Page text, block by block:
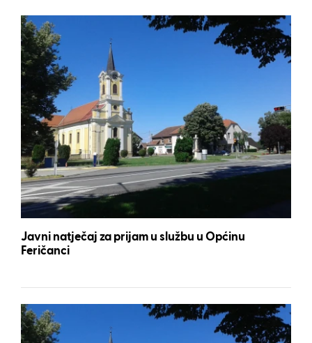
Javni natječaj za prijam u službu u Općinu
Feričanci